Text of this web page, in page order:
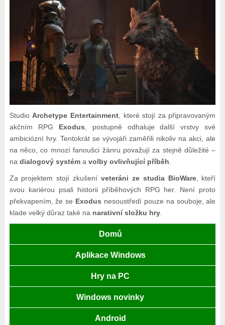
Studio Archetype Entertainment, které stojí za připravovaným
akčním RPG Exodus , postupně odhaluje další vrstvy své
ambiciózní hry. Tentokrát se vývojáři zaměřili nikoliv na akci, ale
na něco, co mnozí fanoušci žánru považují za stejně důležité –
na dialogový systéma volby ovlivňující příběh
Za projektem stojí zkušeníveteráni ze studia BioWare, kteří
svou kariérou psali historii příběhových RPG her. Není proto
překvapením, že se Exodus nesoustředí pouze na souboje, ale
klade velký důraz také na narativní složku hry.
Domů
Aplikace Windows
Hry na PC
Windows novinky
Android